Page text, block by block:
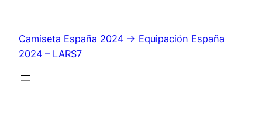
contenido
Camiseta España 2024 → Equipación España
2024 – LARS7